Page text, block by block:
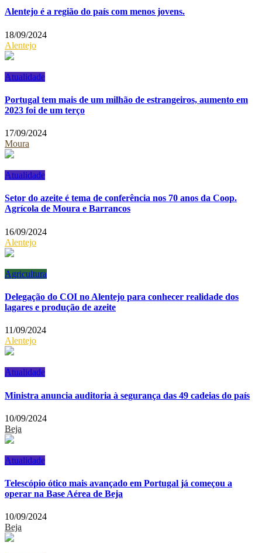
Alentejo é a região do país com menos jovens.
18/09/2024
Alentejo
Atualidade
Portugal tem mais de um milhão de estrangeiros, aumento em
2023 foi de um terço
17/09/2024
Moura
Atualidade
Setor do azeite é tema de conferência nos 70 anos da Coop.
Agrícola de Moura e Barrancos
16/09/2024
Alentejo
Agricultura
Delegação do COI no Alentejo para conhecer realidade dos
lagares e produção de azeite
11/09/2024
Alentejo
Atualidade
Ministra anuncia auditoria à segurança das 49 cadeias do país
10/09/2024
Beja
Atualidade
Telescópio ótico mais avançado em Portugal já começou a
operar na Base Aérea de Beja
10/09/2024
Beja